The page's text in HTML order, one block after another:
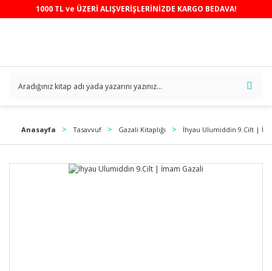
1000 TL ve ÜZERİ ALIŞVERİŞLERİNİZDE KARGO BEDAVA!
Anasayfa Tasavvuf Gazali Kitaplığı İhyau Ulumiddin 9.Cilt |